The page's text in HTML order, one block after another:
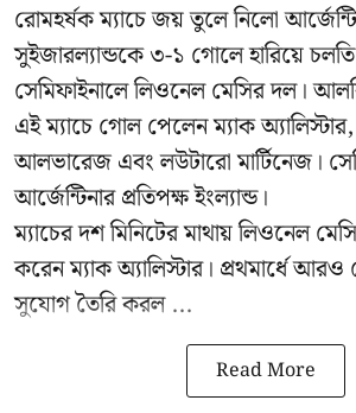
রোমহর্ষক ম্যাচে জয় তুলে নিলো
সুইজারল্যান্ডকে ৩-১ গোলে হারিয়ে চলতি
সেমিফাইনালে লিওনেল মেসির দল।
এই ম্যাচে গোল পেলেন ম্যাক
আলভারেজ এবং লউটারো মার্টিনেজ।
আর্জেন্টিনার প্রতিপক্ষ ইংল্যান্ড।
ম্যাচের দশ মিনিটের মাথায় লিওনেল
করেন ম্যাক অ্যালিস্টার। প্রথমার্ধে
সুযোগ তৈরি করল ...
Read More